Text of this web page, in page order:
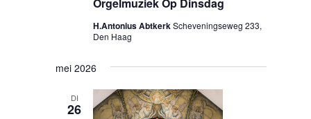
H.Antonius AbtkerkScheveningseweg 233,
Den Haag
mei 2026
DI
26